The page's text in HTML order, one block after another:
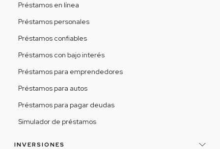
Préstamos en línea
Préstamos personales
Préstamos confiables
Préstamos con bajo interés
Préstamos para emprendedores
Préstamos para autos
Préstamos para pagar deudas
Simulador de préstamos
INVERSIONES